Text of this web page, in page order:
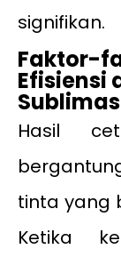
signifikan.
Faktor-
Efisiensi
Hasil
tinta yang
Ketika